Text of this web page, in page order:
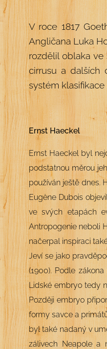
V roce 1817
Angličana Luka
rozdělil oblaka ve
cirrusu a dalších
systém
Ernst Haeckel
Ernst Haeckel byl
podstatnou měrou
používán ještě dnes.
Eugène Dubois
ve svých etapách
Antropogenie neboli
načerpal inspiraci
Jeví se jako
(1900). Podle
Lidské embryo tedy
Později embryo
formy savce a
byl také nadaný v
zálivech Neapole a